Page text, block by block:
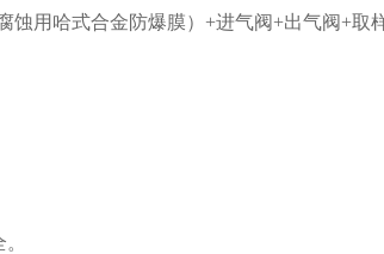
用哈式合金防爆膜）+进气阀+出气阀+取